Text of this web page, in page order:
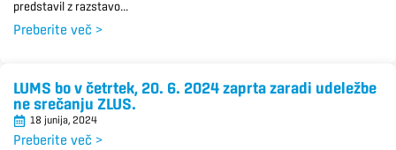
predstavil z razstavo...
Preberite več >
LUMS bo v četrtek, 20. 6. 2024 zaprta zaradi udeležbe
ne srečanju ZLUS.
18 junija, 2024
Preberite več >